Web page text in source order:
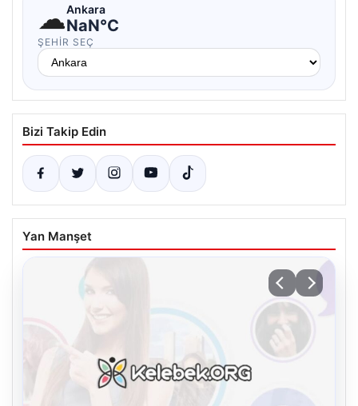
☁Ankara
NaN°C
ŞEHIR SEÇ
Bizi Takip Edin
Yan Manşet